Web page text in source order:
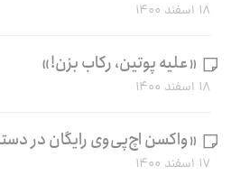
۱۸ اسفند ۱۴۰۰
«علیه پوتین، رکاب بزن!»
۱۸ اسفند ۱۴۰۰
«واکسن اچ‌پی‌وی رایگان در
۱۷ اسفند ۱۴۰۰